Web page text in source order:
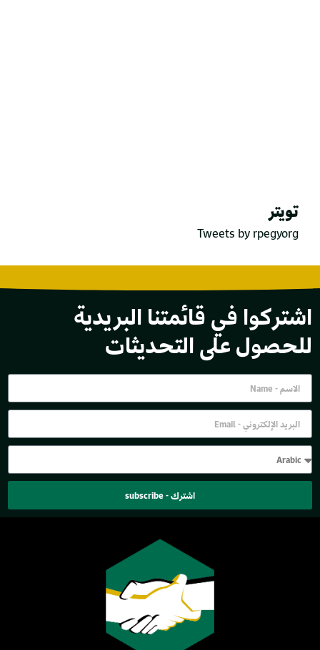
تويتر
Tweets by rpegyorg
اشتركوا في قائمتنا البريدية
للحصول على التحديثات
اشترك - subscribe